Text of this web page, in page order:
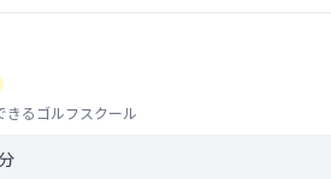
きるゴルフスクール